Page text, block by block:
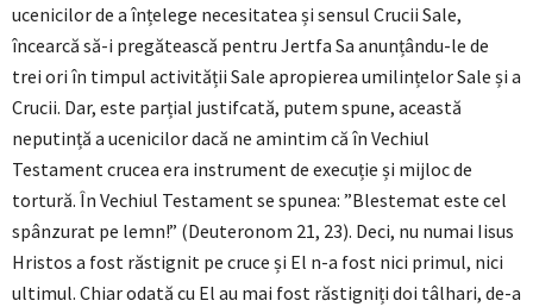
ucenicilor de a înțelege necesitatea și sensul Crucii Sale,
încearcă să-i pregătească pentru Jertfa Sa anunțându-le de
trei ori în timpul activității Sale apropierea umilințelor Sale și a
Crucii. Dar, este parțial justifcată, putem spune, această
neputință a ucenicilor dacă ne amintim că în Vechiul
Testament crucea era instrument de execuție și mijloc de
tortură. În Vechiul Testament se spunea: ”Blestemat este cel
spânzurat pe lemn!” (Deuteronom 21, 23). Deci, nu numai Iisus
Hristos a fost răstignit pe cruce și El n-a fost nici primul, nici
ultimul. Chiar odată cu El au mai fost răstigniți doi tâlhari, de-a